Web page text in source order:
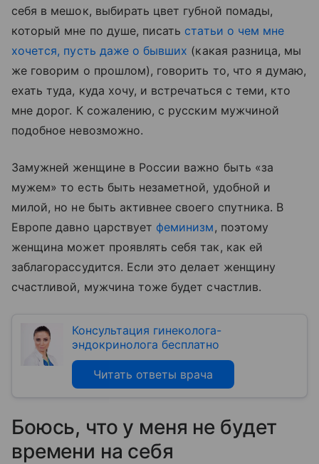
себя в мешок, выбирать цвет губной помады,
который мне по душе, писать статьи о чем мне
хочется, пусть даже о бывших (какая разница, мы
же говорим о прошлом), говорить то, что я думаю,
ехать туда, куда хочу, и встречаться с теми, кто
мне дорог. К сожалению, с русским мужчиной
подобное невозможно.
Замужней женщине в России важно быть «за
мужем» то есть быть незаметной, удобной и
милой, но не быть активнее своего спутника. В
Европе давно царствует феминизм, поэтому
женщина может проявлять себя так, как ей
заблагорассудится. Если это делает женщину
счастливой, мужчина тоже будет счастлив.
Консультация гинеколога-
эндокринолога бесплатно
Читать ответы врача
Боюсь, что у меня не будет
времени на себя